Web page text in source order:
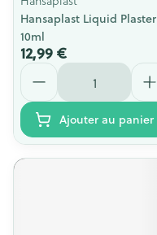
Hansaplast Liquid Plaster
10ml
12,99 €
Quantité
Ajouter au panier